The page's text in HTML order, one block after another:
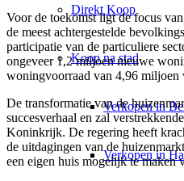
Direkt Koop
Koop na stad
Verkopen in
Verkopen in
Voor de toekomst ligt de focus
de meest achtergestelde
participatie van de particuliere
ongeveer 1,2 miljoen nieuwe
woningvoorraad van 4,96 miljoen
De transformatie van de
succesverhaal en zal
Koninkrijk. De regering heeft
de uitdagingen van de
een eigen huis mogelijk te maken